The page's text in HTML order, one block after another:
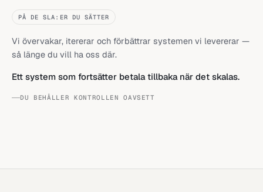
PÅ DE SLA:ER DU SÄTTER
Vi övervakar, itererar och förbättrar systemen vi levererar —
så länge du vill ha oss där.
Ett system som fortsätter betala tillbaka när det skalas.
DU BEHÅLLER KONTROLLEN OAVSETT